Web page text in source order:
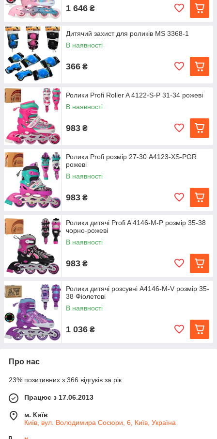
1 646 ₴
Дитячий захист для роликів MS 3368-1
В наявності
366 ₴
Ролики Profi Roller A 4122-S-P 31-34 рожеві
В наявності
983 ₴
Ролики Profi розмір 27-30 A4123-XS-PGR
рожеві
В наявності
983 ₴
Ролики дитячі Profi A 4146-M-P розмір 35-38
чорно-рожеві
В наявності
983 ₴
Ролики дитячі розсувні A4146-M-V розмір 35-
38 Фіолетові
В наявності
1 036 ₴
Про нас
23% позитивних з 366 відгуків за рік
Працює з 17.06.2013
м. Київ
Київ, вул. Володимира Сосюри, 6, Київ, Україна